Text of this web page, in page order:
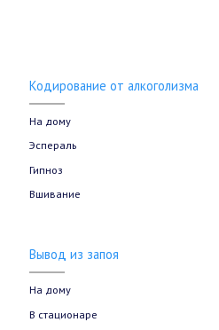
Кодирование от алкоголизма
На дому
Эспераль
Гипноз
Вшивание
Вывод из запоя
На дому
В стационаре